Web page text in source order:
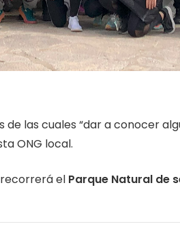
las cuales “dar a conocer
ONG local.
el Parque Natural de